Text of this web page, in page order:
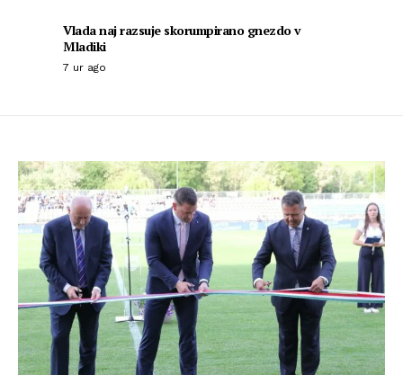
Vlada naj razsuje skorumpirano gnezdo v
Mladiki
7 ur ago